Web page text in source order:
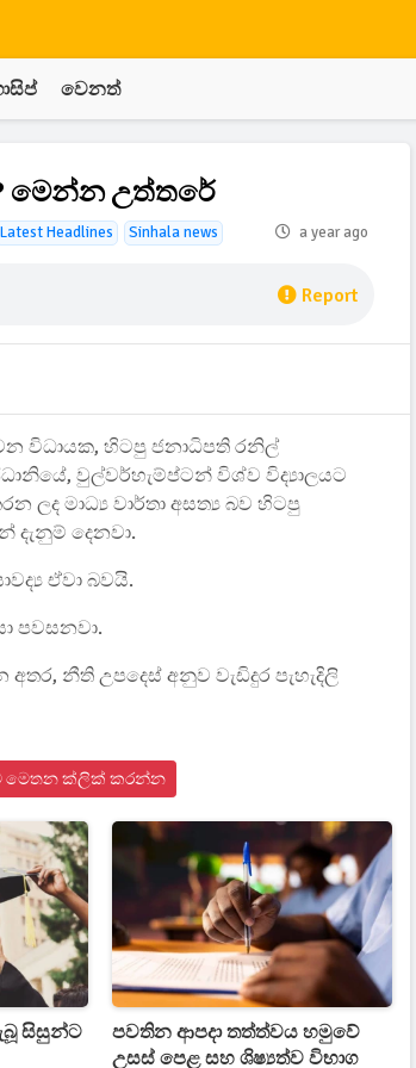
වෙනත්
මෙන්න උත්තරේ
Latest Headlines Sinhala news a year ago
Report
විධායක, හිටපු ජනාධිපති රනිල්
වුල්වර්හැම්ප්ටන් විශ්ව විද්‍යාලයට
ලද මාධ්‍ය වාර්තා අසත්‍ය බව හිටපු
දෙනවා.
ඒවා බවයි.
පවසනවා.
නීති උපදෙස් අනුව වැඩිදුර පැහැදිලි
මෙතන ක්ලික් කරන්න
සිසුන්ට
පවතින ආපදා තත්ත්වය හමුවේ
උසස් පෙළ සහ ශිෂ්‍යත්ව විභාග